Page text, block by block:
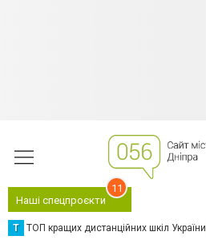
Наші спецпроєкти
11
Т ТОП кращих дистанційних шкіл України